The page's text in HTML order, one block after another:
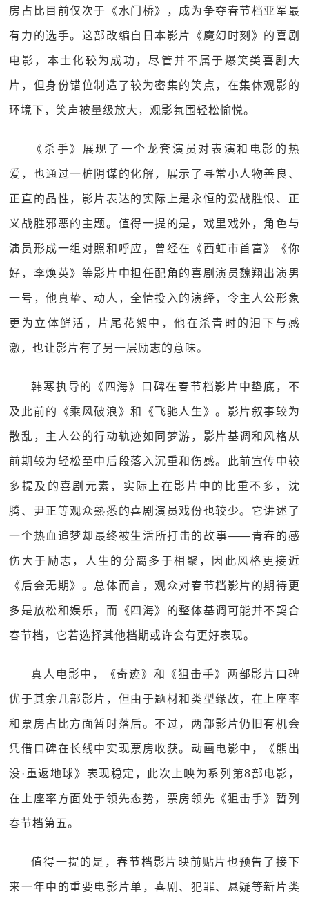
房占比目前仅次于《水门桥》，成为争夺春节档亚军最
有力的选手。这部改编自日本影片《魔幻时刻》的喜剧
电影，本土化较为成功，尽管并不属于爆笑类喜剧大
片，但身份错位制造了较为密集的笑点，在集体观影的
环境下，笑声被量级放大，观影氛围轻松愉悦。
《杀手》展现了一个龙套演员对表演和电影的热
爱，也通过一桩阴谋的化解，展示了寻常小人物善良、
正直的品性，影片表达的实际上是永恒的爱战胜恨、正
义战胜邪恶的主题。值得一提的是，戏里戏外，角色与
演员形成一组对照和呼应，曾经在《西虹市首富》《你
好，李焕英》等影片中担任配角的喜剧演员魏翔出演男
一号，他真挚、动人，全情投入的演绎，令主人公形象
更为立体鲜活，片尾花絮中，他在杀青时的泪下与感
激，也让影片有了另一层励志的意味。
韩寒执导的《四海》口碑在春节档影片中垫底，不
及此前的《乘风破浪》和《飞驰人生》。影片叙事较为
散乱，主人公的行动轨迹如同梦游，影片基调和风格从
前期较为轻松至中后段落入沉重和伤感。此前宣传中较
多提及的喜剧元素，实际上在影片中的比重不多，沈
腾、尹正等观众熟悉的喜剧演员戏份也较少。它讲述了
一个热血追梦却最终被生活所打击的故事——青春的感
伤大于励志，人生的分离多于相聚，因此风格更接近
《后会无期》。总体而言，观众对春节档影片的期待更
多是放松和娱乐，而《四海》的整体基调可能并不契合
春节档，它若选择其他档期或许会有更好表现。
真人电影中，《奇迹》和《狙击手》两部影片口碑
优于其余几部影片，但由于题材和类型缘故，在上座率
和票房占比方面暂时落后。不过，两部影片仍旧有机会
凭借口碑在长线中实现票房收获。动画电影中，《熊出
没·重返地球》表现稳定，此次上映为系列第8部电影，
在上座率方面处于领先态势，票房领先《狙击手》暂列
春节档第五。
值得一提的是，春节档影片映前贴片也预告了接下
来一年中的重要电影片单，喜剧、犯罪、悬疑等新片类